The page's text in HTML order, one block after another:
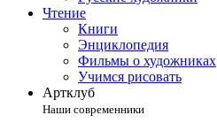
Чтение
Книги
Энциклопедия
Фильмы о художниках
Учимся рисовать
Артклуб
Наши современники